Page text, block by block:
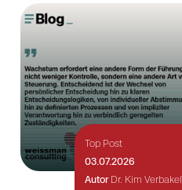
Top Post
03.07.2026
AutorDr. Kim Verbakel